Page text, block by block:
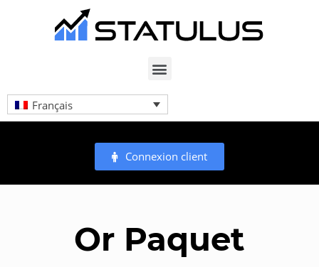
Français
Connexion client
Or Paquet